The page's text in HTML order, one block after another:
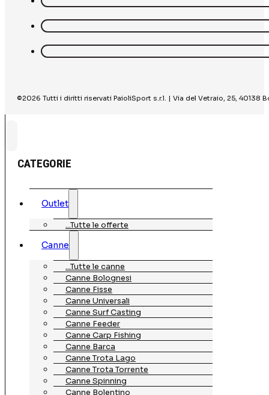
©2026 Tutti i diritti riservati PaioliSport s.r.l. | Via del Vetraio, 25, 40138
CATEGORIE
Outlet
…Tutte le offerte
Canne
…Tutte le canne
Canne Bolognesi
Canne Fisse
Canne Universali
Canne Surf Casting
Canne Feeder
Canne Carp Fishing
Canne Barca
Canne Trota Lago
Canne Trota Torrente
Canne Spinning
Canne Bolentino